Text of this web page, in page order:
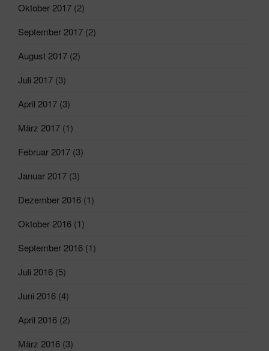
Oktober 2017 (2)
September 2017 (2)
August 2017 (2)
Juli 2017 (3)
April 2017 (3)
März 2017 (1)
Februar 2017 (3)
Januar 2017 (3)
Dezember 2016 (1)
Oktober 2016 (1)
September 2016 (1)
Juli 2016 (5)
Juni 2016 (4)
April 2016 (2)
März 2016 (3)